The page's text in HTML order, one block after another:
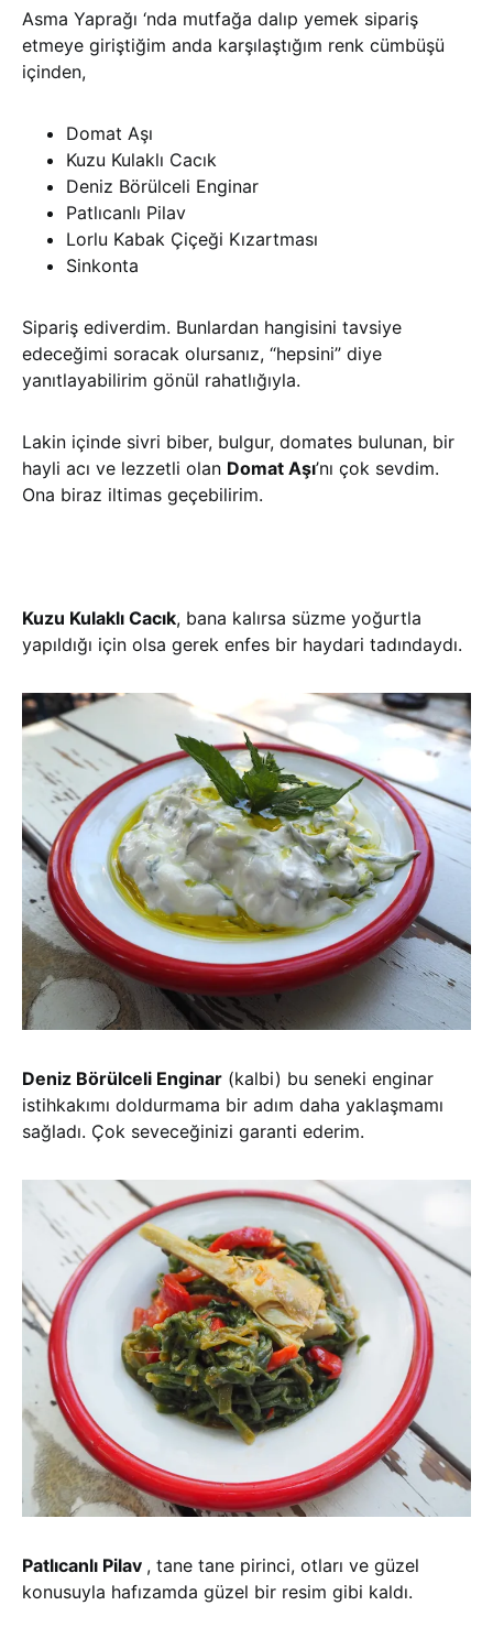
Asma Yaprağı ‘nda mutfağa dalıp yemek sipariş
etmeye giriştiğim anda karşılaştığım renk cümbüşü
içinden,
Domat Aşı
Kuzu Kulaklı Cacık
Deniz Börülceli Enginar
Patlıcanlı Pilav
Lorlu Kabak Çiçeği Kızartması
Sinkonta
Sipariş ediverdim. Bunlardan hangisini tavsiye
edeceğimi soracak olursanız, “hepsini” diye
yanıtlayabilirim gönül rahatlığıyla.
Lakin içinde sivri biber, bulgur, domates bulunan, bir
hayli acı ve lezzetli olan Domat Aşı’nı çok sevdim.
Ona biraz iltimas geçebilirim.
Kuzu Kulaklı Cacık, bana kalırsa süzme yoğurtla
yapıldığı için olsa gerek enfes bir haydari tadındaydı.
Deniz Börülceli Enginar (kalbi) bu seneki enginar
istihkakımı doldurmama bir adım daha yaklaşmamı
sağladı. Çok seveceğinizi garanti ederim.
Patlıcanlı Pilav , tane tane pirinci, otları ve güzel
konusuyla hafızamda güzel bir resim gibi kaldı.